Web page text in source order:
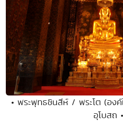
• พระพุทธชินสีห์ / พระโต (องค์
อุโบสถ •